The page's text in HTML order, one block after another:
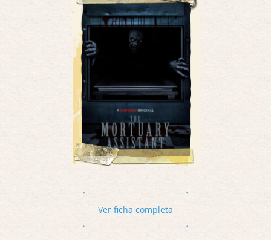
Ver ficha completa